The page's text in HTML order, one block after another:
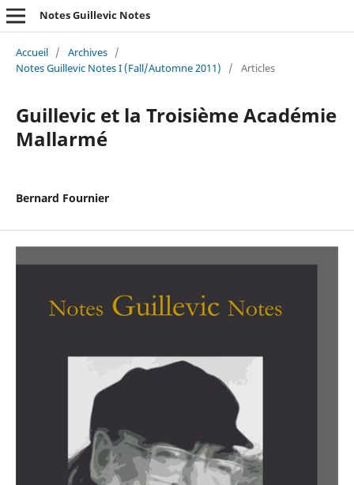
Notes Guillevic Notes
Accueil / Archives /
Notes Guillevic Notes I (Fall/Automne 2011)
/ Articles
Guillevic et la Troisième Académie
Mallarmé
Bernard Fournier